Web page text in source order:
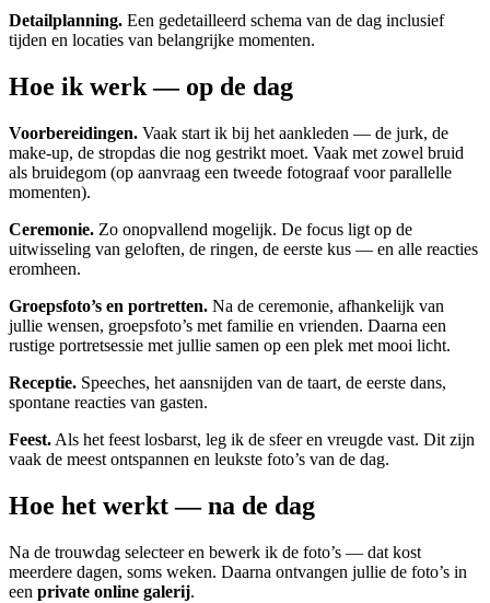
Detailplanning. Een gedetailleerd schema van de dag inclusief
tijden en locaties van belangrijke momenten.
Hoe ik werk — op de dag
Voorbereidingen. Vaak start ik bij het aankleden — de jurk, de
make-up, de stropdas die nog gestrikt moet. Vaak met zowel bruid
als bruidegom (op aanvraag een tweede fotograaf voor parallelle
momenten).
Ceremonie. Zo onopvallend mogelijk. De focus ligt op de
uitwisseling van geloften, de ringen, de eerste kus — en alle reacties
eromheen.
Groepsfoto’s en portretten. Na de ceremonie, afhankelijk van
jullie wensen, groepsfoto’s met familie en vrienden. Daarna een
rustige portretsessie met jullie samen op een plek met mooi licht.
Receptie. Speeches, het aansnijden van de taart, de eerste dans,
spontane reacties van gasten.
Feest. Als het feest losbarst, leg ik de sfeer en vreugde vast. Dit zijn
vaak de meest ontspannen en leukste foto’s van de dag.
Hoe het werkt — na de dag
Na de trouwdag selecteer en bewerk ik de foto’s — dat kost
meerdere dagen, soms weken. Daarna ontvangen jullie de foto’s in
een private online galerij.